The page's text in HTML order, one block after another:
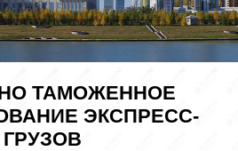
ТАМОЖЕННОЕ
ЭКСПРЕСС-
ГРУЗОВ